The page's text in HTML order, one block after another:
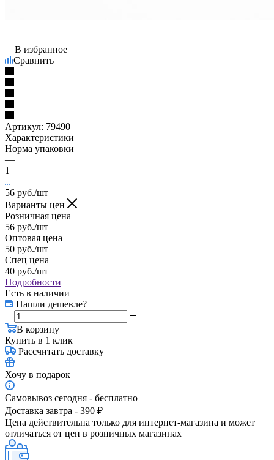
В избранное
Сравнить
Артикул: 79490
Характеристики
Норма упаковки
—
1
56 руб./шт
Варианты цен
Розничная цена
56 руб./шт
Оптовая цена
50 руб./шт
Спец цена
40 руб./шт
Подробности
Есть в наличии
Нашли дешевле?
В корзину
Купить в 1 клик
Рассчитать доставку
Хочу в подарок
Самовывоз сегодня - бесплатно
Доставка завтра - 390 ₽
Цена действительна только для интернет-магазина и может
отличаться от цен в розничных магазинах